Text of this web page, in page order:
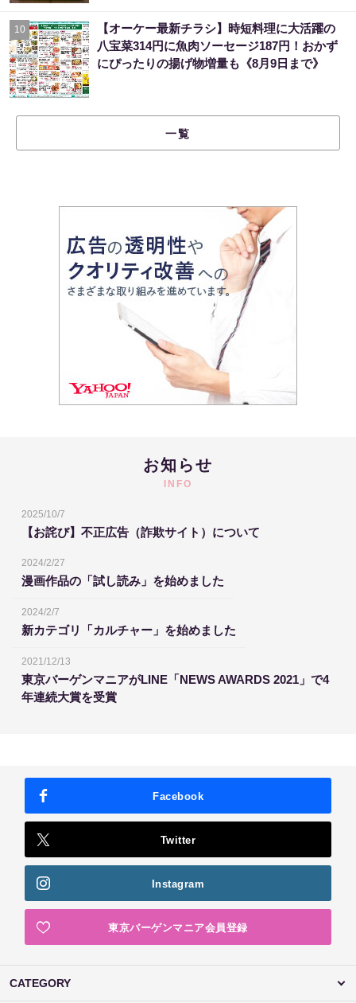
10
【オーケー最新チラシ】時短料理に大活躍の
八宝菜314円に魚肉ソーセージ187円！おかず
にぴったりの揚げ物増量も《8月9日まで》
一覧
お知らせ
INFO
2025/10/7
【お詫び】不正広告（詐欺サイト）について
2024/2/27
漫画作品の「試し読み」を始めました
2024/2/7
新カテゴリ「カルチャー」を始めました
2021/12/13
東京バーゲンマニアがLINE「NEWS AWARDS 2021」で4
年連続大賞を受賞
Facebook
Twitter
Instagram
東京バーゲンマニア会員登録
CATEGORY